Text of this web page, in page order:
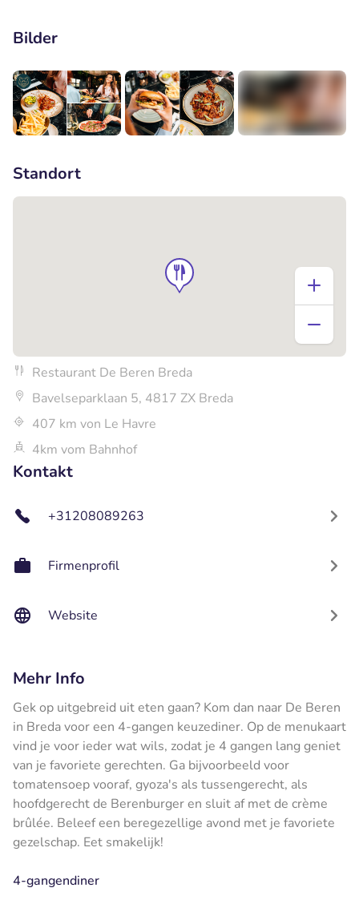
Bilder
Standort
Restaurant De Beren Breda
Bavelseparklaan 5, 4817 ZX Breda
407 km von Le Havre
4km vom Bahnhof
Kontakt
+31208089263
Firmenprofil
Website
Mehr Info
Gek op uitgebreid uit eten gaan? Kom dan naar De Beren
in Breda voor een 4-gangen keuzediner. Op de menukaart
vind je voor ieder wat wils, zodat je 4 gangen lang geniet
van je favoriete gerechten. Ga bijvoorbeeld voor
tomatensoep vooraf, gyoza's als tussengerecht, als
hoofdgerecht de Berenburger en sluit af met de crème
brûlée. Beleef een beregezellige avond met je favoriete
gezelschap. Eet smakelijk!
4-gangendiner